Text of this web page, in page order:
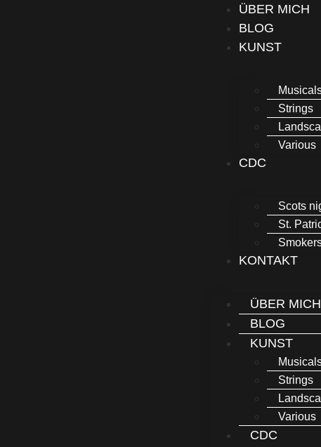
ÜBER MICH
BLOG
KUNST
Strings
Various
CDC
Scots
St.
KONTAKT
ÜBER MICH
BLOG
KUNST
Strings
Various
CDC